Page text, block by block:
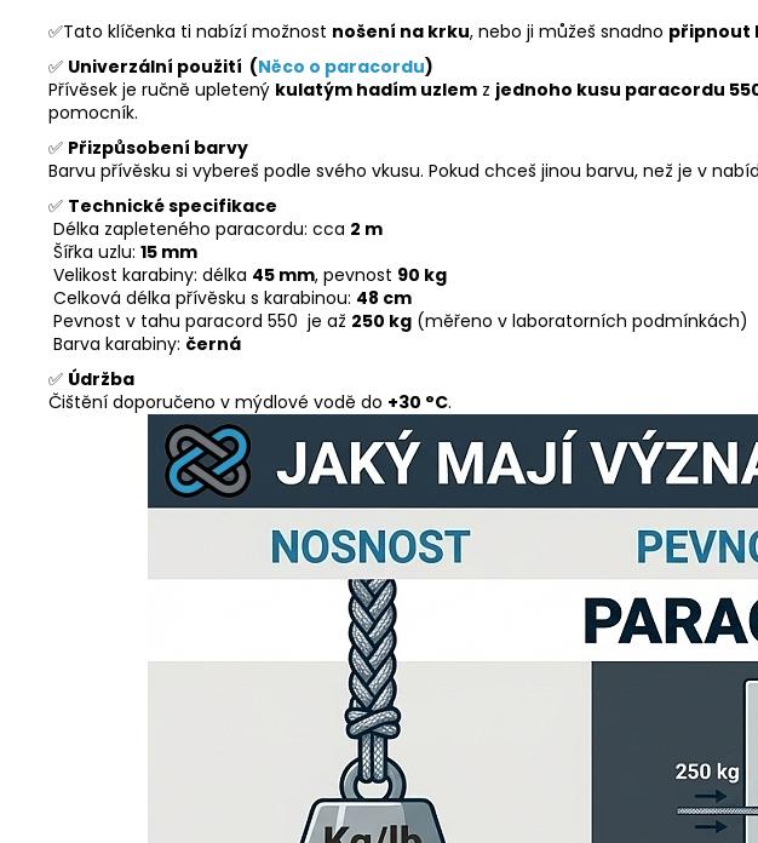
✅Tato klíčenka ti nabízí možnost nošení na krku, nebo ji můžeš snadno připnout
✅ Univerzální použití (Něco o paracordu)
Přívěsek je ručně upletený kulatým hadím uzlem z jednoho kusu paracordu
pomocník.
✅ Přizpůsobení barvy
Barvu přívěsku si vybereš podle svého vkusu. Pokud chceš jinou barvu, než je v
✅ Technické specifikace
Délka zapleteného paracordu: cca 2 m
Šířka uzlu: 15 mm
Velikost karabiny: délka 45 mm, pevnost 90 kg
Celková délka přívěsku s karabinou: 48 cm
Pevnost v tahu paracord 550 je až 250 kg (měřeno v laboratorních podmínkách)
Barva karabiny: černá
✅ Údržba
Čištění doporučeno v mýdlové vodě do +30 °C.